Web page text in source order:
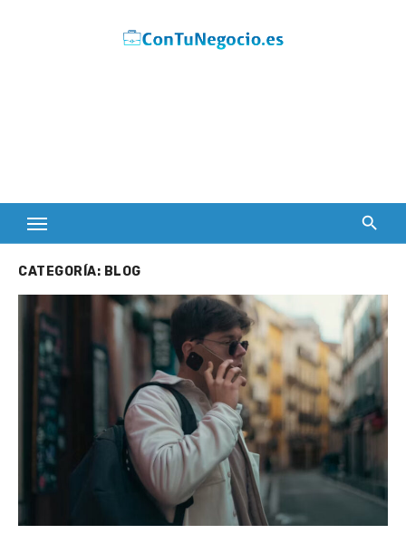
CATEGORÍA: BLOG